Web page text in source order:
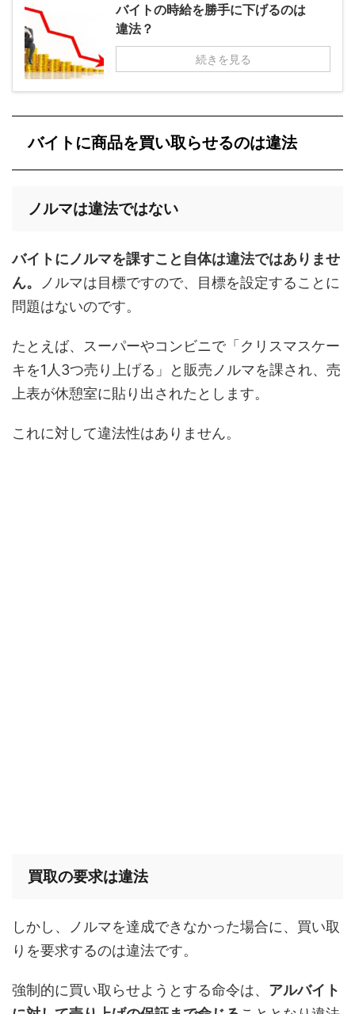
バイトの時給を勝手に下げるのは
違法？
続きを見る
バイトに商品を買い取らせるのは違法
ノルマは違法ではない
バイトにノルマを課すこと自体は違法ではありませ
ん。
ノルマは目標ですので、目標を設定することに
問題はないのです。
たとえば、スーパーやコンビニで「クリスマスケー
キを1人3つ売り上げる」と販売ノルマを課され、売
上表が休憩室に貼り出されたとします。
これに対して違法性はありません。
買取の要求は違法
しかし、ノルマを達成できなかった場合に、買い取
りを要求するのは違法です。
強制的に買い取らせようとする命令は、 アルバイト